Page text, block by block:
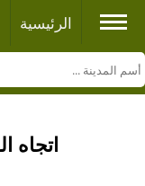
الرئيسية
اتجاه